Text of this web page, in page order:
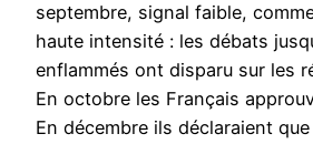
septembre, signal faible,
haute intensité : les débats
enflammés ont disparu sur les
En octobre les Français
En décembre ils déclaraient